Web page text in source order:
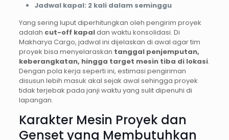
Jadwal kapal: 2 kali dalam seminggu
Yang sering luput diperhitungkan oleh pengirim proyek
adalah cut-off kapaldan waktu konsolidasi. Di
Makharya Cargo, jadwal ini dijelaskan di awal agar tim
proyek bisa menyelaraskan tanggal penjemputan,
keberangkatan, hingga target mesin tiba di lokasi.
Dengan pola kerja seperti ini, estimasi pengiriman
disusun lebih masuk akal sejak awal sehingga proyek
tidak terjebak pada janji waktu yang sulit dipenuhi di
lapangan.
Karakter Mesin Proyek dan
Genset yang Membutuhkan